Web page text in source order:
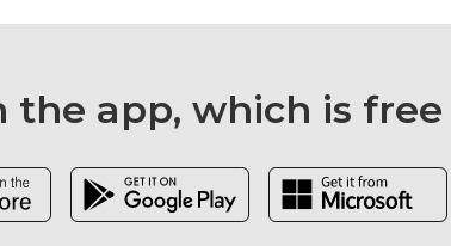
app, which is